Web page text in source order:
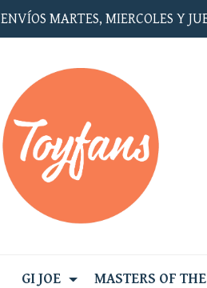
ENVÍOS MARTES, MIERCOLES Y
GI JOE MASTERS OF